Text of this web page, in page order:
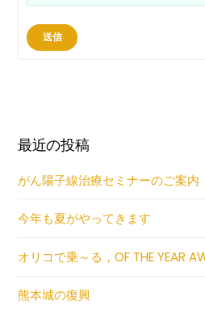
送信
最近の投稿
がん陽子線治療セミナーのご案内
今年も夏がやってきます
オリコで乗～る，OF THE YEAR
熊本城の復興